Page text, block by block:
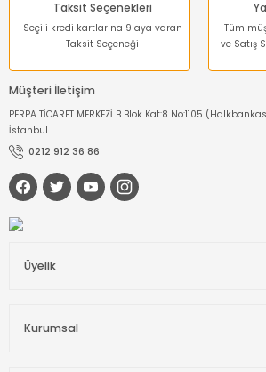
Taksit Seçenekleri
Seçili kredi kartlarına 9 aya varan
Taksit Seçeneği
Tüm
ve Satış
Müşteri İletişim
PERPA TİCARET MERKEZİ B Blok Kat:8 No:1105
İstanbul
0212 912 36 86
Üyelik
Kurumsal